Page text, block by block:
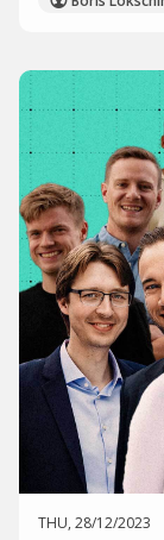
THU, 28/12/2023